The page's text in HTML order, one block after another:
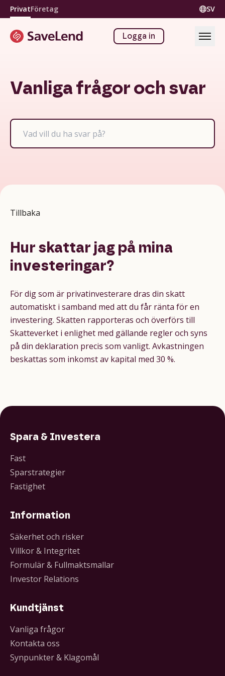
PrivatFöretag SV
Logga in
Vanliga frågor och svar
Tillbaka
Hur skattar jag på mina
investeringar?
För dig som är privatinvesterare dras din skatt
automatiskt i samband med att du får ränta för en
investering. Skatten rapporteras och överförs till
Skatteverket i enlighet med gällande regler och syns
på din deklaration precis som vanligt. Avkastningen
beskattas som inkomst av kapital med 30 %.
Spara & Investera
Fast
Sparstrategier
Fastighet
Information
Säkerhet och risker
Villkor & Integritet
Formulär & Fullmaktsmallar
Investor Relations
Kundtjänst
Vanliga frågor
Kontakta oss
Synpunkter & Klagomål